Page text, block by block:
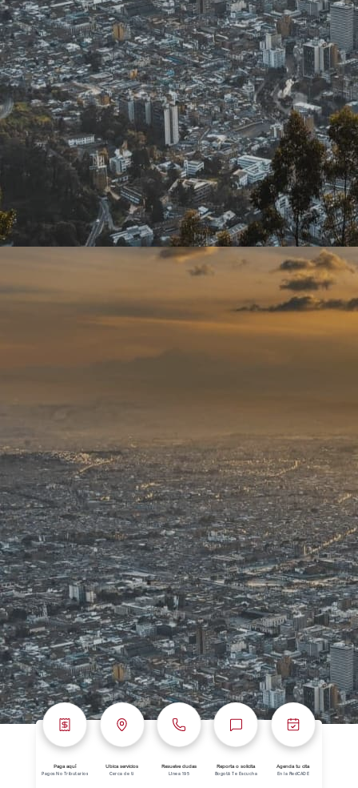
Paga aquí
Pagos No Tributarios
Ubica servicios
Cerca de ti
Resuelve dudas
Línea 195
Reporta o solicita
Bogotá Te Escucha
Agenda tu cita
En la RedCADE